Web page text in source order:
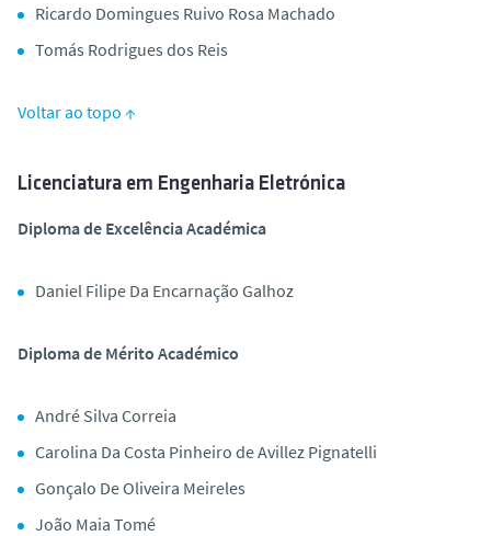
Ricardo Domingues Ruivo Rosa Machado
Tomás Rodrigues dos Reis
Voltar ao topo ↑
Licenciatura em Engenharia Eletrónica
Diploma de Excelência Académica
Daniel Filipe Da Encarnação Galhoz
Diploma de Mérito Académico
André Silva Correia
Carolina Da Costa Pinheiro de Avillez Pignatelli
Gonçalo De Oliveira Meireles
João Maia Tomé